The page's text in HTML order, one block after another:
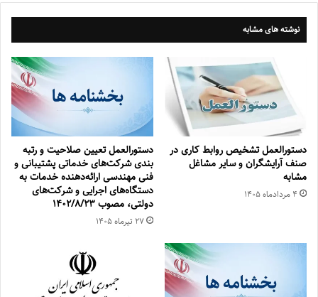
نوشته های مشابه
دستورالعمل تشخیص روابط کاری در
صنف آرایشگران و سایر مشاغل
مشابه
۴ مرداد‌ماه ۱۴۰۵
دستورالعمل تعیین صلاحیت و ‌‌رتبه
بندی شرکت‌‌های خدماتی پشتیبانی و
فنی مهندسی ارائه‌‌‌دهنده خدمات به
دستگاه‌‌های اجرایی و شرکت‌‌های
دولتی، مصوب 1402/8/23
۲۷ تیر‌ماه ۱۴۰۵